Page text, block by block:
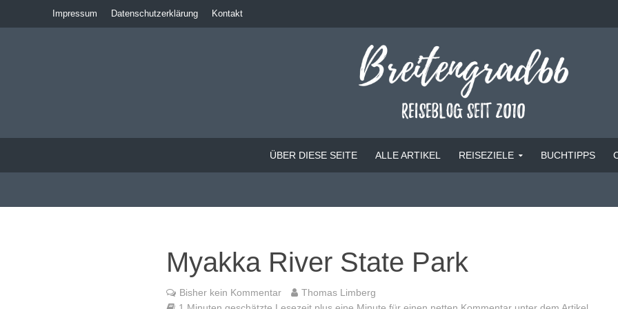
Impressum Datenschutzerklärung Kontakt
ÜBER DIESE SEITE ALLE ARTIKEL REISEZIELE BUCHTIPPS
Myakka River State Park
Bisher kein Kommentar
Thomas Limberg